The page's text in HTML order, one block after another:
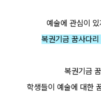
예술에 관심이
복권기금 꿈사다
복권기금
학생들이 예술에 대한